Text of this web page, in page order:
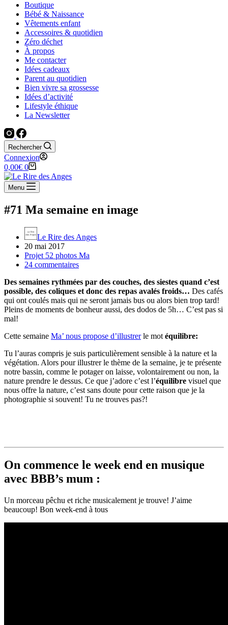
Boutique
Bébé & Naissance
Vêtements enfant
Accessoires & quotidien
Zéro déchet
À propos
Me contacter
Idées cadeaux
Parent au quotidien
Bien vivre sa grossesse
Idées d’activité
Lifestyle éthique
La Newsletter
Rechercher
Connexion
Panier
d’achat
0,00€ 0
Menu
#71 Ma semaine en image
Le Rire des Anges
20 mai 2017
Projet 52 photos Ma
24 commentaires
Des semaines rythmées par des couches, des siestes quand c’est
possible, des coliques et donc des repas avalés froids… Des cafés
qui ont coulés mais qui ne seront jamais bus ou alors bien trop tard!
Pleins de moments de bonheur aussi, des dodos de 5h… C’est pas si
mal!
Cette semaine Ma’ nous propose d’illustrerle mot équilibre:
Tu l’auras compris je suis particulièrement sensible à la nature et la
végétation. Alors pour illustrer le thème de la semaine, je te présente
notre bassin, comme le potager on laisse, volontairement ou non, la
nature prendre le dessus. Ce que j’adore c’est l’équilibre visuel que
nous offre la nature, c’est sans doute pour cette raison que je la
photographie si souvent! Tu ne trouves pas?!
On commence le week end en musique
avec BBB’s mum :
Un morceau pêchu et riche musicalement je trouve! J’aime
beaucoup! Bon week-end à tous